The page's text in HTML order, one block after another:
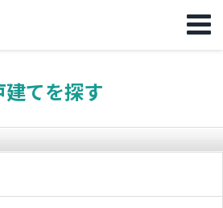
てを探す